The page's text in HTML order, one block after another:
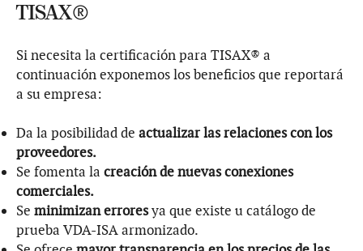
TISAX®
Si necesita la certificación para TISAX® a
continuación exponemos los beneficios que reportará
a su empresa:
Da la posibilidad de actualizar las relaciones con los
proveedores.
Se fomenta la creación de nuevas conexiones
comerciales.
Se minimizan erroresya que existe u catálogo de
prueba VDA-ISA armonizado.